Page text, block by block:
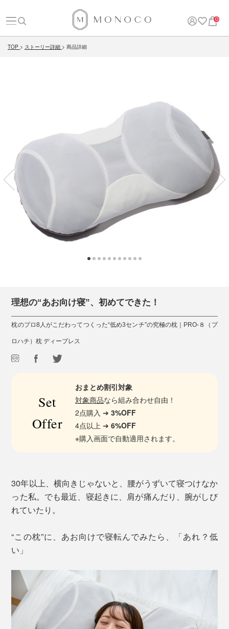
0
TOP ストーリー詳細 商品詳細
理想の“あお向け寝”、初めてできた！
枕のプロ8人がこだわってつくった“低め3センチ”の究極の枕｜PRO-８（プ
ロハチ）枕 ディーブレス
Set
Offer
おまとめ割引対象
対象商品なら組み合わせ自由！
2点購入 ➔3%OFF
4点以上 ➔6%OFF
※購入画面で自動適用されます。
30年以上、横向きじゃないと、腰がうずいて寝つけなか
った私。でも最近、寝起きに、肩が痛んだり、腕がしび
れていたり。
“この枕”に、あお向けで寝転んでみたら、「あれ？低
い」